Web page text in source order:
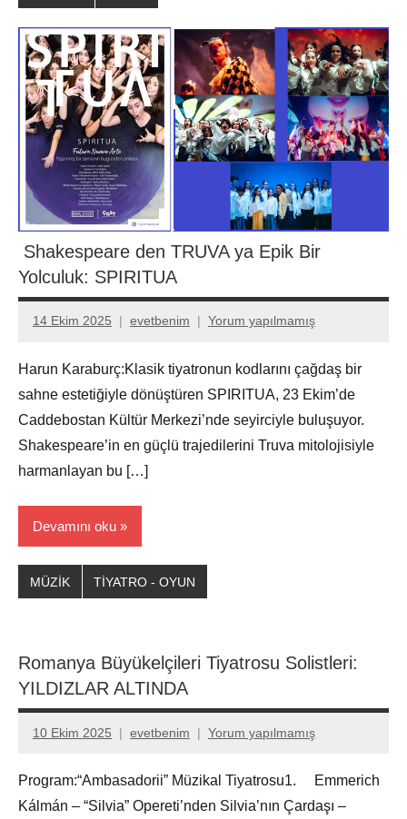
Shakespeare den TRUVA ya Epik Bir
Yolculuk: SPIRITUA
14 Ekim 2025 evetbenim Yorum yapılmamış
Harun Karaburç:Klasik tiyatronun kodlarını çağdaş bir
sahne estetiğiyle dönüştüren SPIRITUA, 23 Ekim’de
Caddebostan Kültür Merkezi’nde seyirciyle buluşuyor.
Shakespeare’in en güçlü trajedilerini Truva mitolojisiyle
harmanlayan bu […]
Devamını oku
MÜZİK TİYATRO - OYUN
Romanya Büyükelçileri Tiyatrosu Solistleri:
YILDIZLAR ALTINDA
10 Ekim 2025 evetbenim Yorum yapılmamış
Program:“Ambasadorii” Müzikal Tiyatrosu1. Emmerich
Kálmán – “Silvia” Opereti’nden Silvia’nın Çardaşı –